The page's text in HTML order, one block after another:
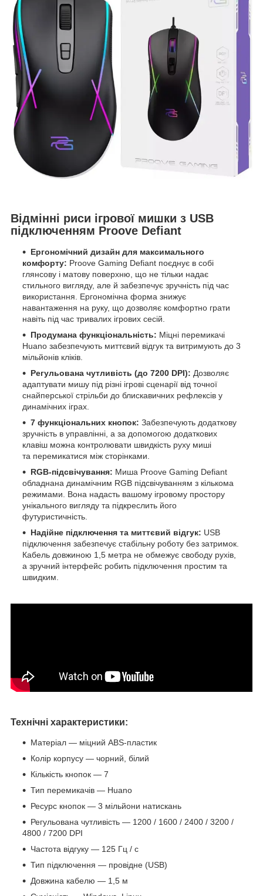
Відмінні риси ігрової мишки з USB
підключенням Proove Defiant
Ергономічний дизайн для максимального
комфорту: Proove Gaming Defiant поєднує в собі
глянсову і матову поверхню, що не тільки надає
стильного вигляду, але й забезпечує зручність під час
використання. Ергономічна форма знижує
навантаження на руку, що дозволяє комфортно грати
навіть під час тривалих ігрових сесій.
Продумана функціональність: Міцні перемикачі
Huano забезпечують миттєвий відгук та витримують до 3
мільйонів кліків.
Регульована чутливість (до 7200 DPI): Дозволяє
адаптувати мишу під різні ігрові сценарії від точної
снайперської стрільби до блискавичних рефлексів у
динамічних іграх.
7 функціональних кнопок: Забезпечують додаткову
зручність в управлінні, а за допомогою додаткових
клавіш можна контролювати швидкість руху миші
та перемикатися між сторінками.
RGB-підсвічування: Миша Proove Gaming Defiant
обладнана динамічним RGB підсвічуванням з кількома
режимами. Вона надасть вашому ігровому простору
унікального вигляду та підкреслить його
футуристичність.
Надійне підключення та миттєвий відгук: USB
підключення забезпечує стабільну роботу без затримок.
Кабель довжиною 1,5 метра не обмежує свободу рухів,
а зручний інтерфейс робить підключення простим та
швидким.
Технічні характеристики:
Матеріал — міцний ABS-пластик
Колір корпусу — чорний, білий
Кількість кнопок — 7
Тип перемикачів — Huano
Ресурс кнопок — 3 мільйони натискань
Регульована чутливість — 1200 / 1600 / 2400 / 3200 /
4800 / 7200 DPI
Частота відгуку — 125 Гц / с
Тип підключення — провідне (USB)
Довжина кабелю — 1,5 м